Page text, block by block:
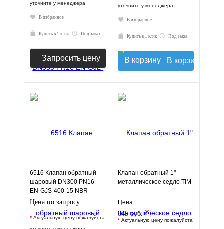
уточните у менеджера
В избранное
Купить в 1 клик Под заказ
Запросить цену
уточните у менеджера
В избранное
Купить в 1 клик Под заказ
В корзину
6516 Клапан обратный
шаровый DN300 PN16
EN-GJS-400-15 NBR
JAFAR
Цена по запросу
* Актуальную цену пожалуйста
Клапан обратный 1"
металлическое седло TIM
Цена:
845 руб.*
* Актуальную цену пожалуйста